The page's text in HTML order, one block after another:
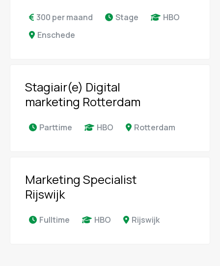
300 per maand Stage
HBO
Enschede
Stagiair(e) Digital
marketing Rotterdam
Parttime HBO Rotterdam
Marketing Specialist
Rijswijk
Fulltime HBO Rijswijk